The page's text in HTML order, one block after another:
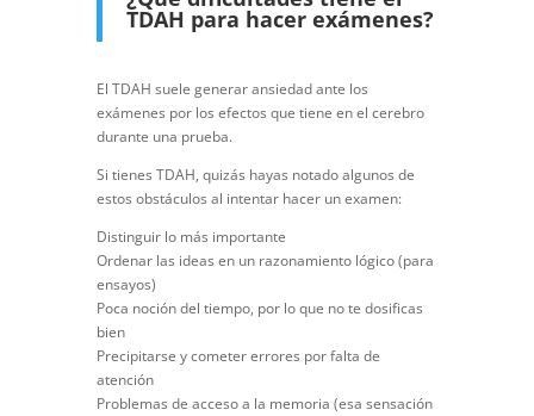
TDAH para hacer exámenes?
El TDAH suele generar ansiedad ante los
exámenes por los efectos que tiene en el cerebro
durante una prueba.
Si tienes TDAH, quizás hayas notado algunos de
estos obstáculos al intentar hacer un examen:
Distinguir lo más importante
Ordenar las ideas en un razonamiento lógico (para
ensayos)
Poca noción del tiempo, por lo que no te dosificas
bien
Precipitarse y cometer errores por falta de
atención
Problemas de acceso a la memoria (esa sensación